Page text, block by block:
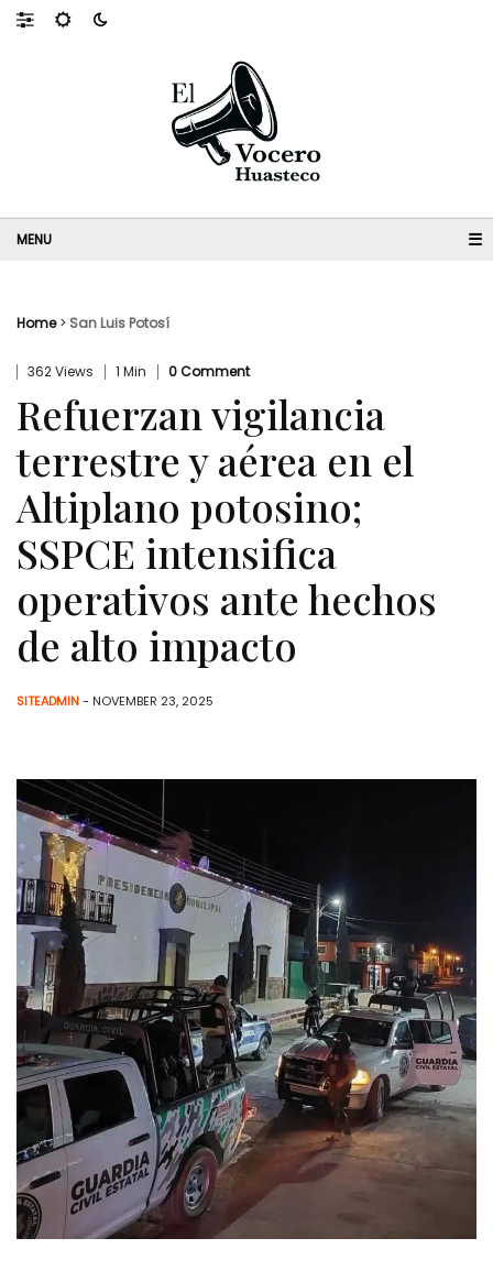
☰
Home> San Luis Potosí
362 Views 1 Min 0 Comment
Refuerzan vigilancia
terrestre y aérea en el
Altiplano potosino;
SSPCE intensifica
operativos ante hechos
de alto impacto
SITEADMIN- NOVEMBER 23, 2025